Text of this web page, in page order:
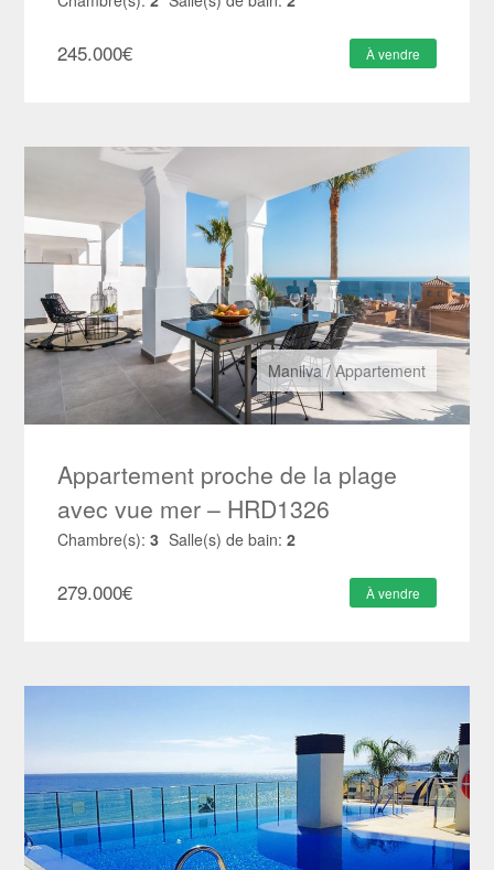
245.000€ À vendre
Manilva/Appartement
Appartement proche de la plage
avec vue mer – HRD1326
Chambre(s): 3 Salle(s) de bain: 2
279.000€ À vendre